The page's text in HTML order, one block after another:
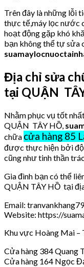
Trên đây là những lỗi
thực tế,máy lọc nước
hoạt động gặp khó
bạn không thể tự sửa
Địa chỉ sửa
tại QUẬN
Nhằm phục vụ tốt
QUẬN TÂY HỒ,
chữa cửa hàng 85
được thực hiện bởi
cũng như tinh thần
Gia đình bạn có thể
QUẬN TÂY HỒ tại
Email:
Website: https://
Khu vực Hoàng Mai –
Cửa hàng 384 Quang
Cửa hàng 164 Ngọc